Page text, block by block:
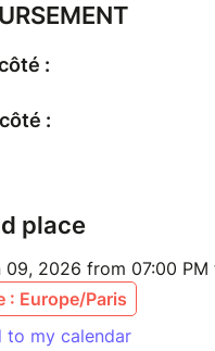
:
:
place
09, 2026 from 07:00
: Europe/Paris
to my calendar